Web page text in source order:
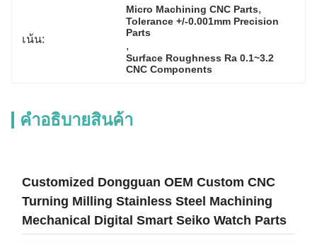
เน้น:
Micro Machining CNC Parts,
Tolerance +/-0.001mm Precision
Parts
,
Surface Roughness Ra 0.1~3.2
CNC Components
คําอธิบายสินค้า
Customized Dongguan OEM Custom CNC
Turning Milling Stainless Steel Machining
Mechanical Digital Smart Seiko Watch Parts